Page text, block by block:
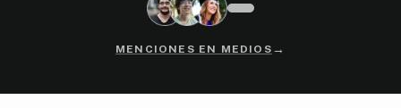
MENCIONES EN MEDIOS →